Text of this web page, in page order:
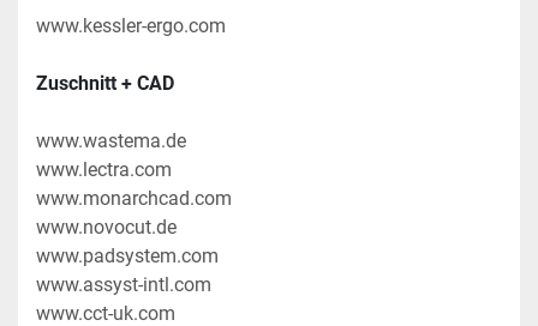
www.kessler-ergo.com
Zuschnitt + CAD
www.wastema.de
www.lectra.com
www.monarchcad.com
www.novocut.de
www.padsystem.com
www.assyst-intl.com
www.cct-uk.com